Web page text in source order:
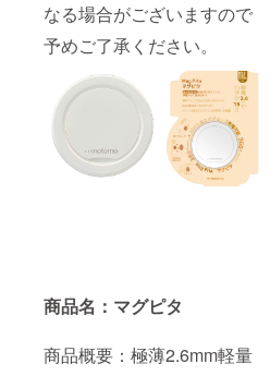
なる場合がございますので
予めご了承ください。
商品名：マグピタ
商品概要：極薄2.6mm軽量